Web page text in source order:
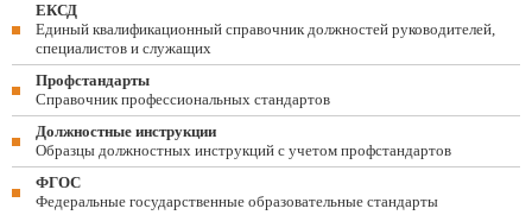
ЕКСД
Единый квалификационный справочник должностей руководителей,
специалистов и служащих
Профстандарты
Справочник профессиональных стандартов
Должностные инструкции
Образцы должностных инструкций с учетом профстандартов
ФГОС
Федеральные государственные образовательные стандарты